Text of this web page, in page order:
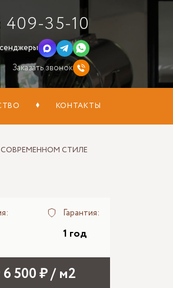
409-35-10
Заказать звонок
КОНТАКТЫ
СТИЛЕ
Гарантия:
1 год
6 500 ₽ / м2